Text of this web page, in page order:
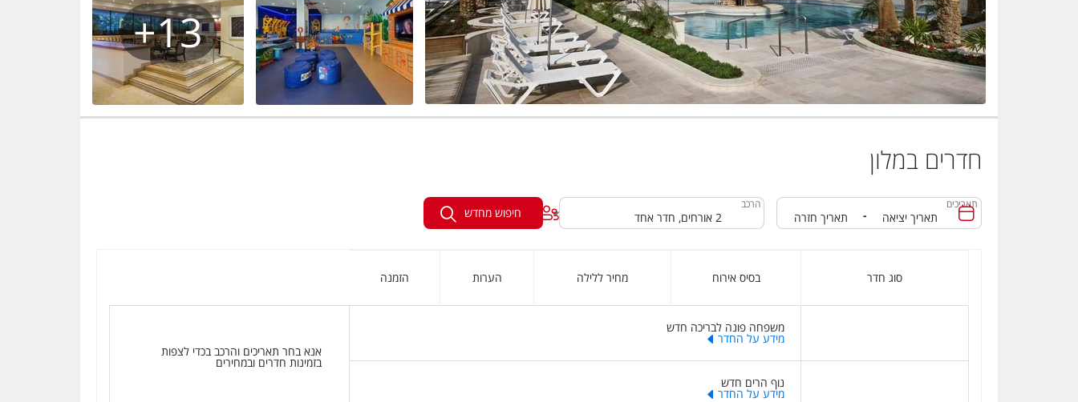
13+
חדרים במלון
תאריכים
-
הרכב
חיפוש מחדש
סוג חדר בסיס אירוח מחיר ללילה הערות הזמנה
משפחה פונה לבריכה חדש
מידע על החדר
אנא בחר תאריכים והרכב בכדי לצפות
בזמינות חדרים ובמחירים
נוף הרים חדש
מידע על החדר